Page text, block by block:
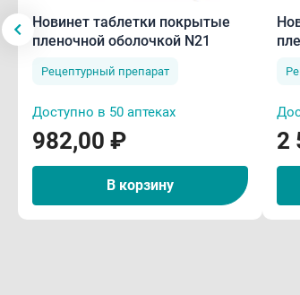
Новинет таблетки покрытые
пленочной оболочкой N21
Рецептурный препарат
Доступно в 50 аптеках
982,00 ₽
В корзину
2